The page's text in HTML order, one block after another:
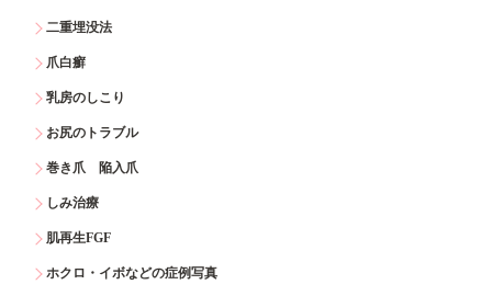
二重埋没法
爪白癬
乳房のしこり
お尻のトラブル
巻き爪 陥入爪
しみ治療
肌再生FGF
ホクロ・イボなどの症例写真